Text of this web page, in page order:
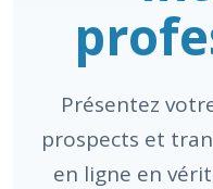
Présentez
prospects et
en ligne en